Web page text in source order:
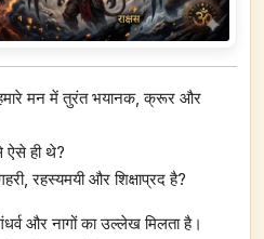
मन में तुरंत भयानक, क्रूर और
ऐसे ही थे?
रहस्यमयी और शिक्षाप्रद है?
और नागों का उल्लेख मिलता है।